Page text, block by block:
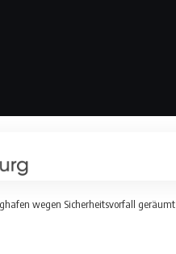
wegen Sicherheitsvorfall geräumt